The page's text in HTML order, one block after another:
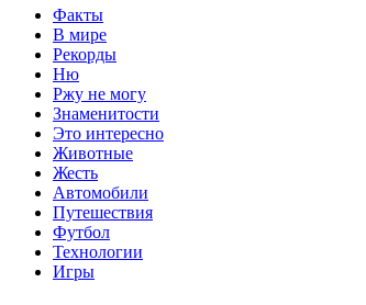
Факты
В мире
Рекорды
Ню
Ржу не могу
Знаменитости
Это интересно
Животные
Жесть
Автомобили
Путешествия
Футбол
Технологии
Игры